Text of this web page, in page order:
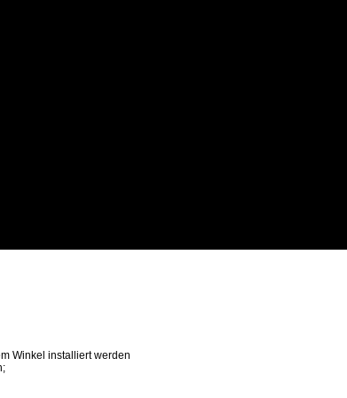
Winkel installiert werden